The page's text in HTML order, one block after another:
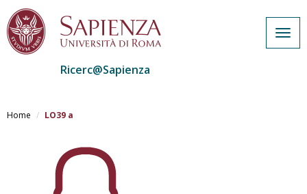
al
Ricerc@Sapienza
Home LO39 a